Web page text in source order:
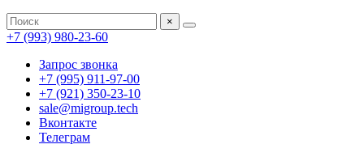
×
+7 (993) 980-23-60
Запрос звонка
+7 (995) 911-97-00
+7 (921) 350-23-10
sale@migroup.tech
Вконтакте
Телеграм